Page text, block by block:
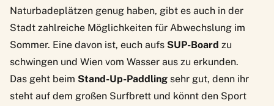
Naturbadeplätzen genug haben, gibt es auch in der
Stadt zahlreiche Möglichkeiten für Abwechslung im
Sommer. Eine davon ist, euch aufs SUP-Board zu
schwingen und Wien vom Wasser aus zu erkunden.
Das geht beim Stand-Up-Paddling sehr gut, denn ihr
steht auf dem großen Surfbrett und könnt den Sport